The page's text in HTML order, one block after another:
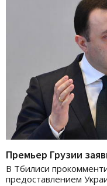
Премьер Грузии
В Тбилиси
предоставлением